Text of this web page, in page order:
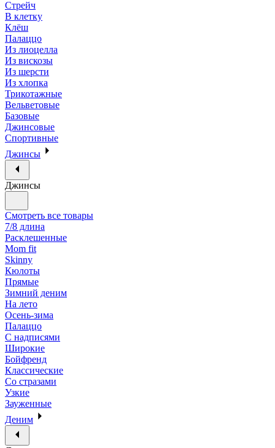
Стрейч
В клетку
Клёш
Палаццо
Из лиоцелла
Из вискозы
Из шерсти
Из хлопка
Трикотажные
Вельветовые
Базовые
Джинсовые
Спортивные
Джинсы
Джинсы
Смотреть все товары
7/8 длина
Расклешенные
Mom fit
Skinny
Кюлоты
Прямые
Зимний деним
На лето
Осень-зима
Палаццо
С надписями
Широкие
Бойфренд
Классические
Со стразами
Узкие
Зауженные
Деним